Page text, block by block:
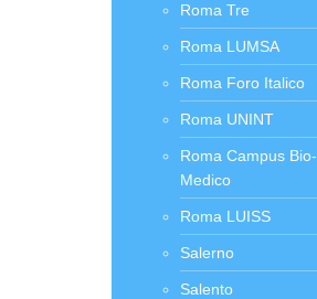
Roma Tre
Roma LUMSA
Roma Foro Italico
Roma UNINT
Roma Campus Bio-
Medico
Roma LUISS
Salerno
Salento